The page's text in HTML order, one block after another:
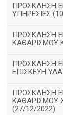
ΠΡΟΣΚΛΗΣΗ
ΥΠΗΡΕΣΙΕΣ
ΠΡΟΣΚΛΗΣΗ
ΚΑΘΑΡΙΣΜΟΥ
ΠΡΟΣΚΛΗΣΗ
ΕΠΙΣΚΕΥΗ
ΠΡΟΣΚΛΗΣΗ
ΚΑΘΑΡΙΣΜΟΥ
(27/12/2022)